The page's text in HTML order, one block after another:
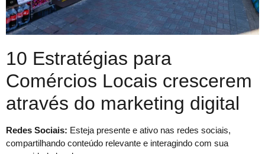
10 Estratégias para
Comércios Locais crescerem
através do marketing digital
Redes Sociais: Esteja presente e ativo nas redes sociais,
compartilhando conteúdo relevante e interagindo com sua